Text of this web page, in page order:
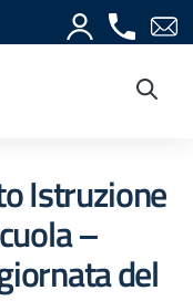
Istruzione
–
del